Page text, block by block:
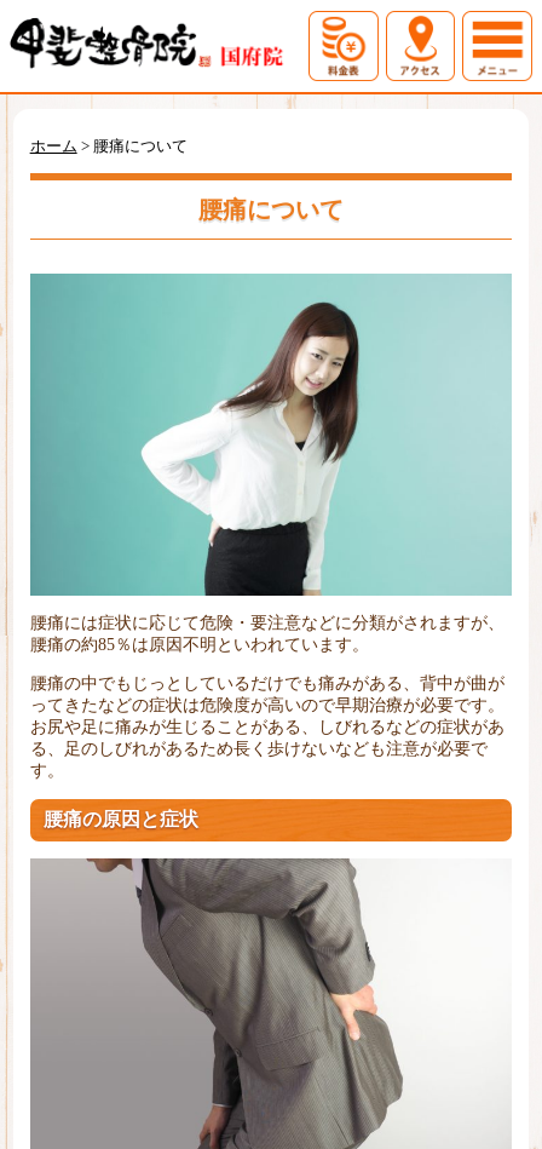
ホーム > 腰痛について
腰痛について
腰痛には症状に応じて危険・要注意などに分類がされますが、
腰痛の約85％は原因不明といわれています。
腰痛の中でもじっとしているだけでも痛みがある、背中が曲が
ってきたなどの症状は危険度が高いので早期治療が必要です。
お尻や足に痛みが生じることがある、しびれるなどの症状があ
る、足のしびれがあるため長く歩けないなども注意が必要で
す。
腰痛の原因と症状